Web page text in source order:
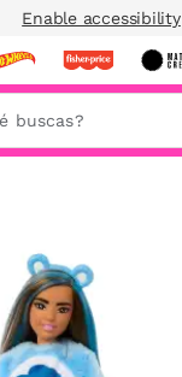
Enable accessibility